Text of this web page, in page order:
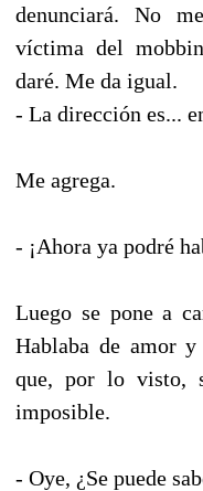
denunciará. No
víctima del
daré. Me da igual.
- La dirección es...
Me agrega.
- ¡Ahora ya podré
Luego se pone a
Hablaba de amor
que, por lo visto,
imposible.
- Oye, ¿Se puede